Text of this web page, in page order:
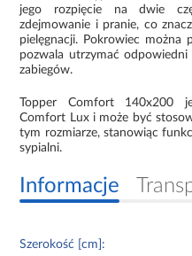
jego rozpięcie na dwie
zdejmowanie i pranie, co
pielęgnacji. Pokrowiec
pozwala utrzymać
zabiegów.
Topper Comfort 140x200
Comfort Lux i może być
tym rozmiarze, stanowiąc
sypialni.
Informacje
Szerokość [cm]: